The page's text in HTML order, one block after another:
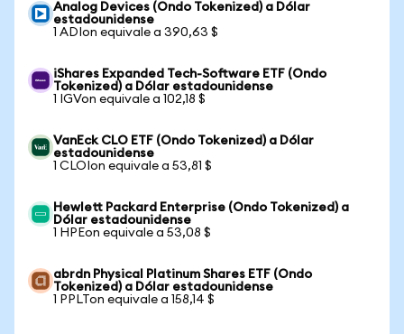
Analog Devices (Ondo Tokenized) a Dólar
estadounidense
1 ADIon equivale a 390,63 $
iShares Expanded Tech-Software ETF (Ondo
Tokenized) a Dólar estadounidense
1 IGVon equivale a 102,18 $
VanEck CLO ETF (Ondo Tokenized) a Dólar
estadounidense
1 CLOIon equivale a 53,81 $
Hewlett Packard Enterprise (Ondo Tokenized) a
Dólar estadounidense
1 HPEon equivale a 53,08 $
abrdn Physical Platinum Shares ETF (Ondo
Tokenized) a Dólar estadounidense
1 PPLTon equivale a 158,14 $